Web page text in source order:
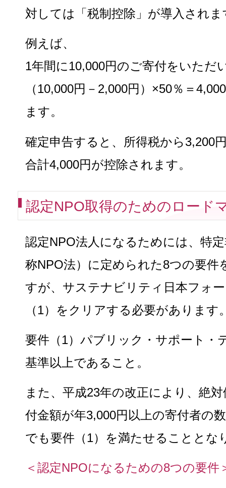
対しては「税制控除」が導入されま
例えば、
1年間に10,000円のご寄付をいただ
（10,000円－2,000円）×50％＝
ます。
確定申告すると、所得税から3,200
合計4,000円が控除されます。
認定NPO取得のためのロード
認定NPO法人になるためには、特
称NPO法）に定められた8つの要件
すが、サステナビリティ日本フォ
（1）をクリアする必要があります
要件（1）パブリック・サポート・
基準以上であること。
また、平成23年の改正により、絶
付金額が年3,000円以上の寄付者の
でも要件（1）を満たせることとな
＜認定NPOになるための8つの要件